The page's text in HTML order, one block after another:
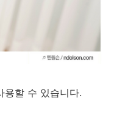
용할 수 있습니다.